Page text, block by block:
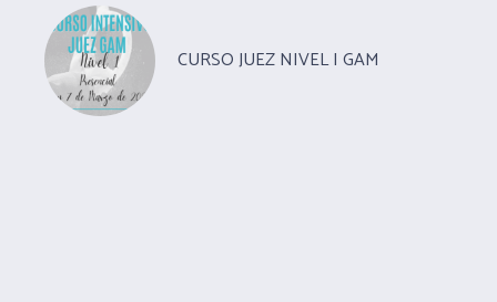
CURSO JUEZ NIVEL I GAM